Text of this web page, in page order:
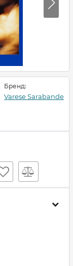
Бренд:
Varese Sarabande